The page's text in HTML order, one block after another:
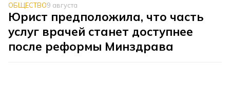
ОБЩЕСТВО9 августа
Юрист предположила, что часть
услуг врачей станет доступнее
после реформы Минздрава